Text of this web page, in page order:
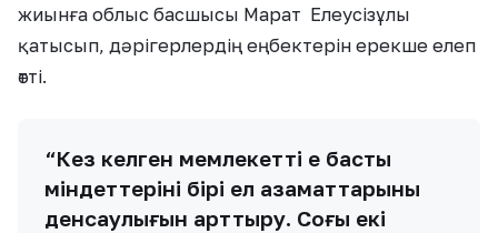
жиынға облыс басшысы Марат Елеусізұлы
қатысып, дәрігерлердің еңбектерін ерекше елеп
өтті.
“Кез келген мемлекеттің ең басты
міндеттерінің бірі ел азаматтарының
денсаулығын арттыру. Соңғы екі